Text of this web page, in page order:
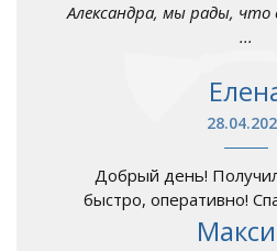
Александра, мы рады, что
...
Добрый день!
быстро, оперативно!